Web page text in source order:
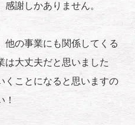
謝しかありません。
他の事業にも関係してくる
は大丈夫だと思いました
くことになると思いますの